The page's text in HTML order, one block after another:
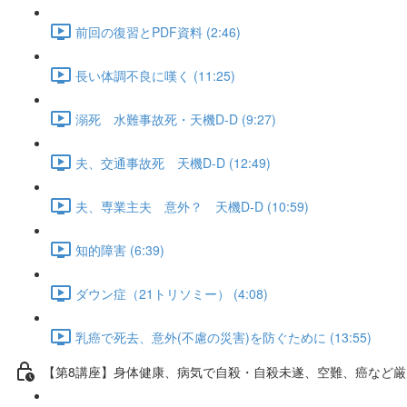
前回の復習とPDF資料 (2:46)
長い体調不良に嘆く (11:25)
溺死 水難事故死・天機D-D (9:27)
夫、交通事故死 天機D-D (12:49)
夫、専業主夫 意外？ 天機D-D (10:59)
知的障害 (6:39)
ダウン症（21トリソミー） (4:08)
乳癌で死去、意外(不慮の災害)を防ぐために (13:55)
【第8講座】身体健康、病気で自殺・自殺未遂、空難、癌など厳